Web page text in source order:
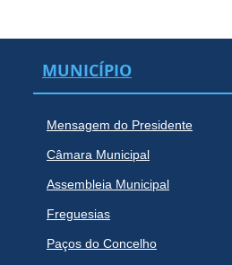
MUNICÍPIO
Mensagem do Presidente
Câmara Municipal
Assembleia Municipal
Freguesias
Paços do Concelho